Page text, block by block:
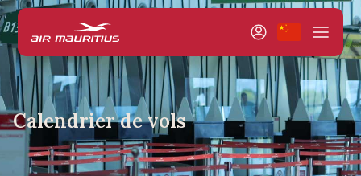
Calendrier de vols